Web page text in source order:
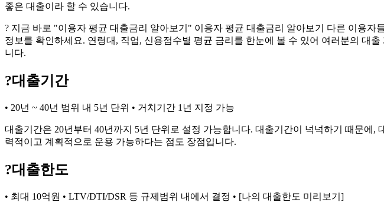
좋은 대출이라 할 수 있습니다.
? 지금 바로 "이용자 평균 대출금리 알아보기" 이용자 평균 대출금리 알아보기 다른 이용
정보를 확인하세요. 연령대, 직업, 신용점수별 평균 금리를 한눈에 볼 수 있어 여러분의 대
니다.
?대출기간
• 20년 ~ 40년 범위 내 5년 단위 • 거치기간 1년 지정 가능
대출기간은 20년부터 40년까지 5년 단위로 설정 가능합니다. 대출기간이 넉넉하기 때문
력적이고 계획적으로 운용 가능하다는 점도 장점입니다.
?대출한도
• 최대 10억원 • LTV/DTI/DSR 등 규제범위 내에서 결정 • [나의 대출한도 미리보기]